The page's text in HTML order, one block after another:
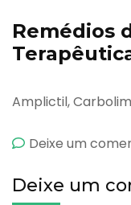
Remédios
Amplictil,
Deixe um
Deixe um